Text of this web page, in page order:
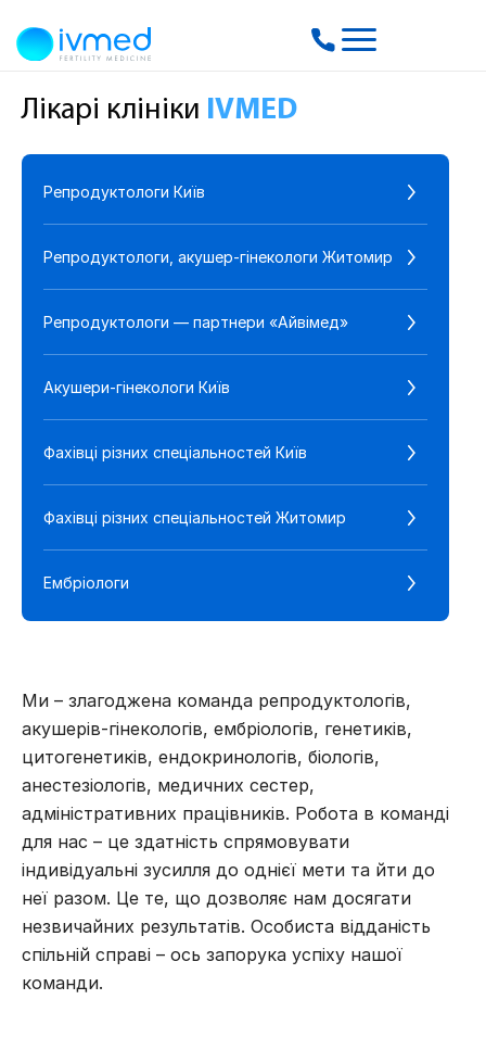
Лікарі клініки IVMED
Репродуктологи Київ
Репродуктологи, акушер-гінекологи Житомир
Репродуктологи — партнери «Айвімед»
Акушери-гінекологи Київ
Фахівці різних спеціальностей Київ
Фахівці різних спеціальностей Житомир
Ембріологи
Ми – злагоджена команда репродуктологів,
акушерів-гінекологів, ембріологів, генетиків,
цитогенетиків, ендокринологів, біологів,
анестезіологів, медичних сестер,
адміністративних працівників. Робота в команді
для нас – це здатність спрямовувати
індивідуальні зусилля до однієї мети та йти до
неї разом. Це те, що дозволяє нам досягати
незвичайних результатів. Особиста відданість
спільній справі – ось запорука успіху нашої
команди.